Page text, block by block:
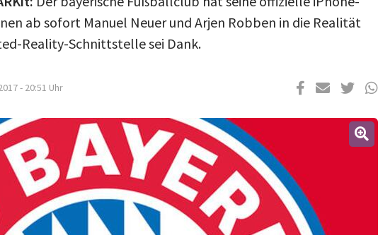
ab sofort Manuel Neuer und Arjen Robben in die Realität
Reality-Schnittstelle sei Dank.
- 20:51 Uhr